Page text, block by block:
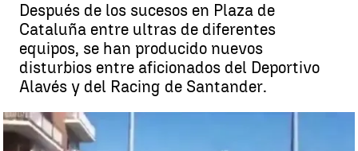
Después de los sucesos en Plaza de
Cataluña entre ultras de diferentes
equipos, se han producido nuevos
disturbios entre aficionados del Deportivo
Alavés y del Racing de Santander.